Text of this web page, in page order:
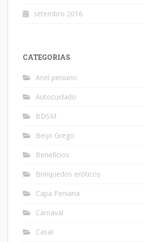
setembro 2016
CATEGORIAS
Anel peniano
Autocuidado
BDSM
Beijo Grego
Benefícios
Brinquedos eróticos
Capa Peniana
Carnaval
Casal